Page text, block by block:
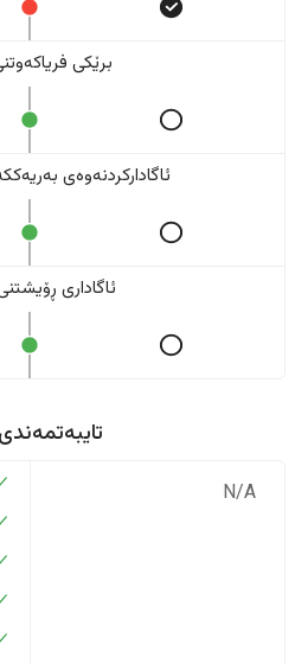
برێکی
ئاگادارکردنەوەی
ئاگاداری
N/A